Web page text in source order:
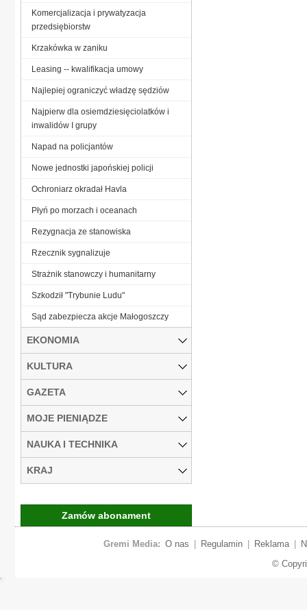
Komercjalizacja i prywatyzacja
przedsiębiorstw
Krzakówka w zaniku
Leasing -- kwalifikacja umowy
Najlepiej ograniczyć władzę sędziów
Najpierw dla osiemdziesięciolatków i
inwalidów I grupy
Napad na policjantów
Nowe jednostki japońskiej policji
Ochroniarz okradał Havla
Płyń po morzach i oceanach
Rezygnacja ze stanowiska
Rzecznik sygnalizuje
Strażnik stanowczy i humanitarny
Szkodził "Trybunie Ludu"
Sąd zabezpiecza akcje Małogoszczy
EKONOMIA
KULTURA
GAZETA
MOJE PIENIĄDZE
NAUKA I TECHNIKA
KRAJ
Zamów abonament
Gremi Media: O nas Regulamin Reklama
©